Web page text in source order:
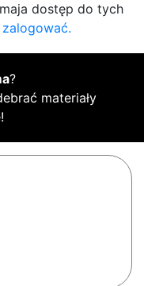
dostęp do tych
?
materiały